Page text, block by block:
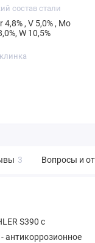
состав стали
4,8% , V 5,0% , Mo
W 10,5%
3 Вопросы и
S390 с
антикоррозионное